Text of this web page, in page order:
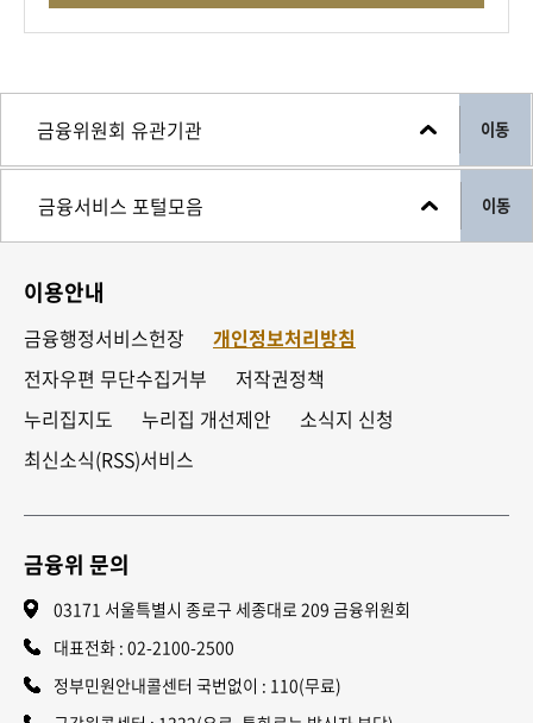
이동
이동
이용안내
금융행정서비스헌장
개인정보처리방침
전자우편 무단수집거부
저작권정책
누리집지도
누리집 개선제안
소식지 신청
최신소식(RSS)서비스
금융위 문의
03171 서울특별시 종로구 세종대로 209 금융위원회
대표전화 : 02-2100-2500
정부민원안내콜센터 국번없이 : 110(무료)